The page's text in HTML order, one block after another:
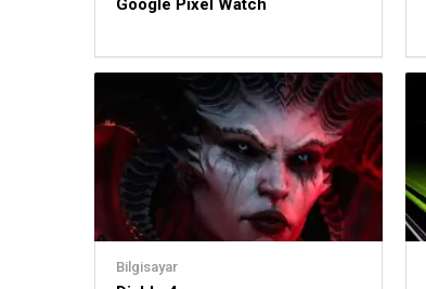
Google Pixel Watch
Bilgisayar